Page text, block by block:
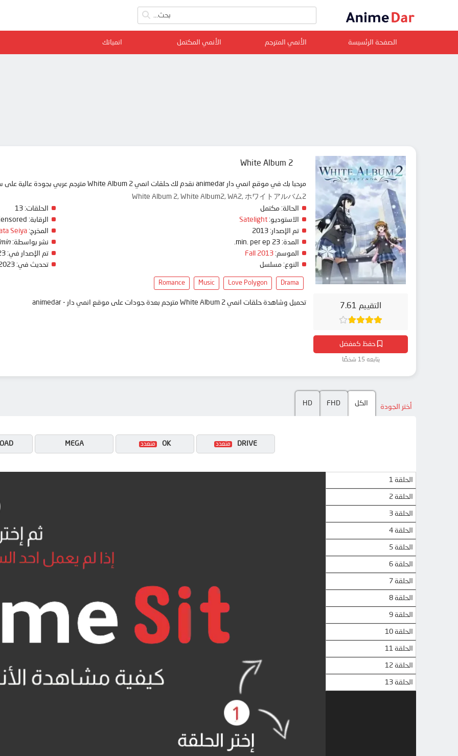
الصفحة الرئسيسة الأنمي المترجم الأنمي المكتمل انمياتك
التقييم 7.61
حفظ كمفضل
يتابعه 15 شخصًا
White Album 2
مرحبا بك في موقع انمي دار animedar نقدم لك حلقات انمي White Album 2 مترجم عربي بجودة عالية على سرفرات متعددة, مشاهدة ممتعة
White Album 2, White Album2, WA2, ホワイトアルバム2
الحالة: مكتمل
الاستوديو: Satelight
تم الإصدار:
المدة:
الموسم: Fall 2013
النوع: مسلسل
الحلقات:
الرقابة:
المخرج: Seiya
نشر بواسطة:
تم الإصدار في:
تحديث في:
Drama
Love Polygon
Music
Romance
تحميل وشاهدة حلقات انمي White Album 2 مترجم بعدة جودات على موقع انمي دار - animedar
أختر الجودة الكل FHD
HD
OK
MEGA DRIVE
الحلقة 1
الحلقة 2
الحلقة 3
الحلقة 4
الحلقة 5
الحلقة 6
الحلقة 7
الحلقة 8
الحلقة 9
الحلقة 10
الحلقة 11
الحلقة 12
الحلقة 13